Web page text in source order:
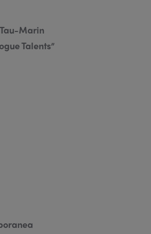
Marin
Talents”